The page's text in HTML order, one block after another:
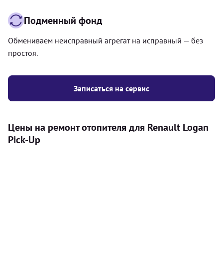
Записаться на сервис
Подменный фонд
Обмениваем неисправный агрегат на исправный — без
простоя.
Цены на ремонт отопителя для Renault Logan
Pick-Up